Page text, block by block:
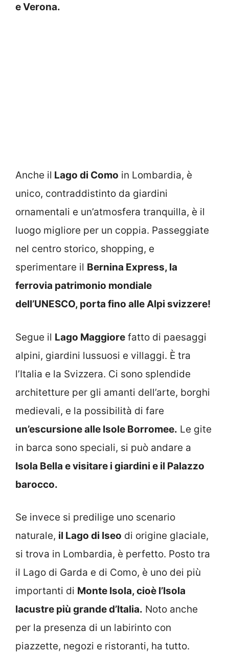
e Verona.
Anche il Lago di Como in Lombardia, è
unico, contraddistinto da giardini
ornamentali e un’atmosfera tranquilla, è il
luogo migliore per un coppia. Passeggiate
nel centro storico, shopping, e
sperimentare il Bernina Express, la
ferrovia patrimonio mondiale
dell’UNESCO, porta fino alle Alpi svizzere!
Segue il Lago Maggiore fatto di paesaggi
alpini, giardini lussuosi e villaggi. È tra
l’Italia e la Svizzera. Ci sono splendide
architetture per gli amanti dell’arte, borghi
medievali, e la possibilità di fare
un’escursione alle Isole Borromee. Le gite
in barca sono speciali, si può andare a
Isola Bella e visitare i giardini e il Palazzo
barocco.
Se invece si predilige uno scenario
naturale, il Lago di Iseo di origine glaciale,
si trova in Lombardia, è perfetto. Posto tra
il Lago di Garda e di Como, è uno dei più
importanti di Monte Isola, cioè l’Isola
lacustre più grande d’Italia. Noto anche
per la presenza di un labirinto con
piazzette, negozi e ristoranti, ha tutto.